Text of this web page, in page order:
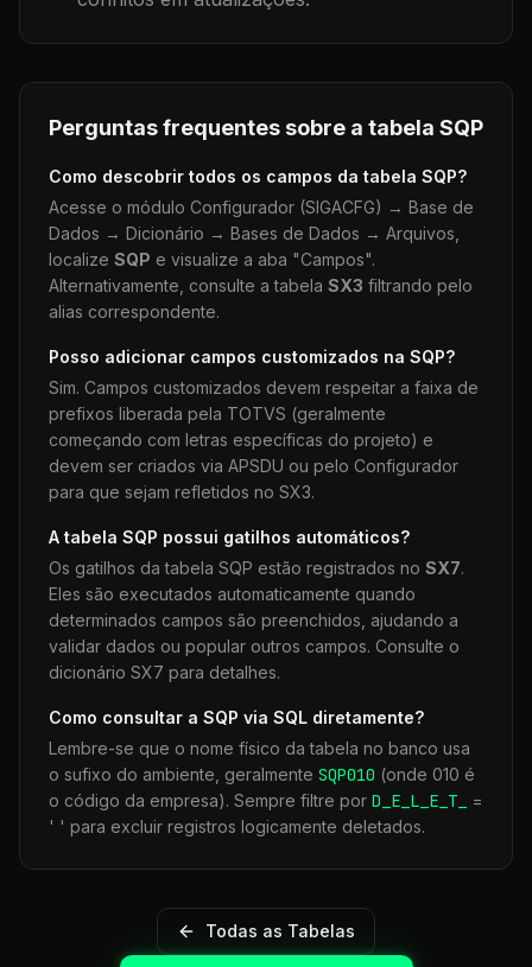
Perguntas frequentes sobre a tabela SQP
Como descobrir todos os campos da tabela SQP?
Acesse o módulo Configurador (SIGACFG) → Base de
Dados → Dicionário → Bases de Dados → Arquivos,
localize SQP e visualize a aba "Campos".
Alternativamente, consulte a tabela SX3 filtrando pelo
alias correspondente.
Posso adicionar campos customizados na SQP?
Sim. Campos customizados devem respeitar a faixa de
prefixos liberada pela TOTVS (geralmente
começando com letras específicas do projeto) e
devem ser criados via APSDU ou pelo Configurador
para que sejam refletidos no SX3.
A tabela SQP possui gatilhos automáticos?
Os gatilhos da tabela SQP estão registrados no SX7.
Eles são executados automaticamente quando
determinados campos são preenchidos, ajudando a
validar dados ou popular outros campos. Consulte o
dicionário SX7 para detalhes.
Como consultar a SQP via SQL diretamente?
Lembre-se que o nome físico da tabela no banco usa
o sufixo do ambiente, geralmente SQP010 (onde 010 é
o código da empresa). Sempre filtre por D_E_L_E_T_
=
' ' para excluir registros logicamente deletados.
Todas as Tabelas